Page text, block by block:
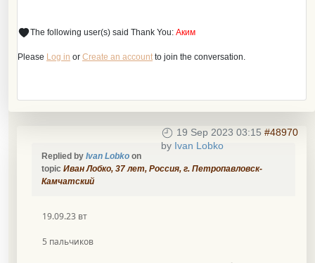
The following user(s) said Thank You: Аким
Please Log in or Create an account to join the conversation.
19 Sep 2023 03:15 #48970
by Ivan Lobko
Replied by Ivan Lobko on
topic Иван Лобко, 37 лет, Россия, г. Петропавловск-
Камчатский
19.09.23 вт
5 пальчиков